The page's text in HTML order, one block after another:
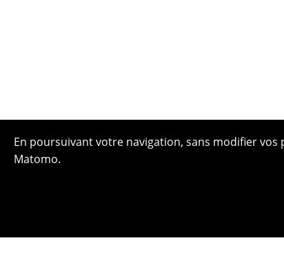
En poursuivant votre navigation, sans modifier
Matomo.